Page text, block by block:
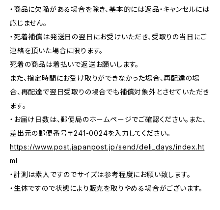
・商品に欠陥がある場合を除き、基本的には返品・キャンセルには
応じません。
・死着補償は発送日の翌日にお受けいただき、受取りの当日にご
連絡を頂いた場合に限ります。
死着の商品は着払いで返送お願いします。
また、指定時間にお受け取りができなかった場合、再配達の場
合、再配達で翌日受取りの場合でも補償対象外とさせていただき
ます。
・お届け日数は、郵便局のホームページでご確認ください。また、
差出元の郵便番号〒241-0024を入力してください。
https://www.post.japanpost.jp/send/deli_days/index.ht
ml
・計測は素人ですのでサイズは参考程度にお願い致します。
・生体ですので状態により販売を取りやめる場合がございます。